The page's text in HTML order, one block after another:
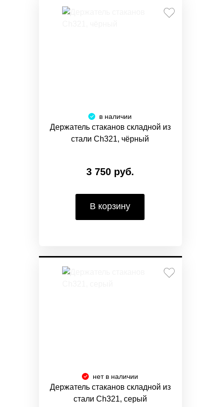
в наличии
Держатель стаканов складной из
стали Ch321, чёрный
3 750 руб.
В корзину
нет в наличии
Держатель стаканов складной из
стали Ch321, серый